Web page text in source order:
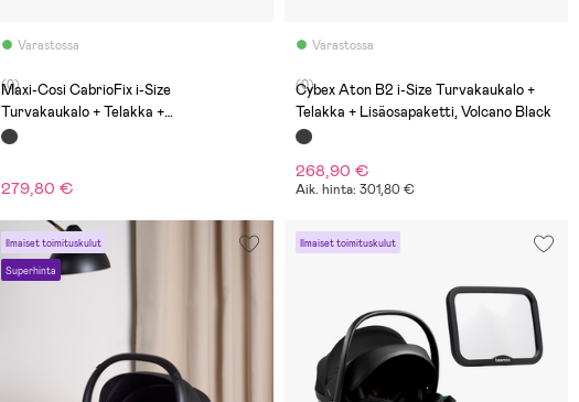
Varastossa
(0)
Maxi-Cosi CabrioFix i-Size
Turvakaukalo + Telakka +
Lisäosapaketti, Black
279,80 €
Varastossa
(0)
Cybex Aton B2 i-Size Turvakaukalo +
Telakka + Lisäosapaketti, Volcano Black
268,90 €
Aik. hinta: 301,80 €
Ilmaiset toimituskulut
Superhinta
Ilmaiset toimituskulut